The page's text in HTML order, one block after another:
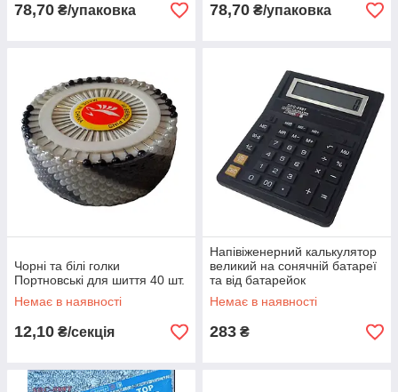
78,70 ₴/упаковка 78,70 ₴/упаковка
Чорні та білі голки
Портновські для шиття 40 шт.
Немає в наявності
12,10 ₴/секція
Напівіженерний калькулятор
великий на сонячній батареї
та від батарейок
Немає в наявності
283 ₴